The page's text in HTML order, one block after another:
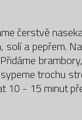
čerstvě
a pepřem.
trochu
- 15 minut